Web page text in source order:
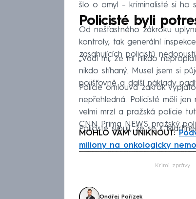
šlo o omyl – kriminalisté si ho
Policisté byli
Od nešťastného zákroku
kontroly, tak generální
zasahujících policistů
„Vadí mi, že mi nikdo
nikdo stíhaný. Musel jsem si
pojišťovně a další náklady
Policie omlouvá zákrok
nepřehledná. Policisté měli
velmi mrzí a pražská policie
CNN Prima NEWS pražský
Policisté slibují, že se s
MOHLO VÁM UNIKNOUT:
miliony na onkologicky
Krimi zprávy
Ondřej Pořízek